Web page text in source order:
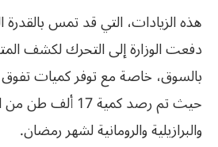
هذه الزيادات، التي قد تمس بالقدرة
دفعت الوزارة إلى التحرك لكشف
بالسوق، خاصة مع توفر كميات تفوق
حيث تم رصد كمية 17
والبرازيلية والرومانية لشهر رمضان.